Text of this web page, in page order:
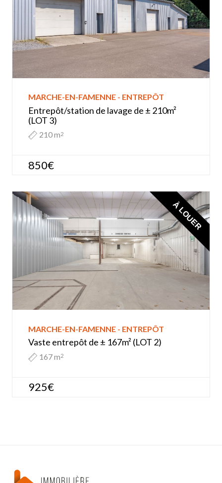
MARCHE-EN-FAMENNE - ENTREPÔT
Entrepôt/station de lavage de ± 210m²
(LOT 3)
210 m2
850€
MARCHE-EN-FAMENNE - ENTREPÔT
Vaste entrepôt de ± 167m² (LOT 2)
167 m2
925€
À LOUER